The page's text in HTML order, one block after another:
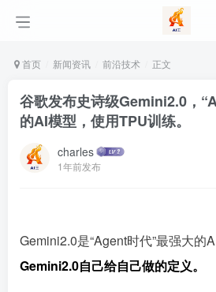
首页 新闻资讯 前沿技术 正文
谷歌发布史诗级Gemini2.0，
的AI模型，使用TPU训练。
charles
1年前发布
Gemini2.0是“Agent时代”最强大的
Gemini2.0自己给自己做的定义。